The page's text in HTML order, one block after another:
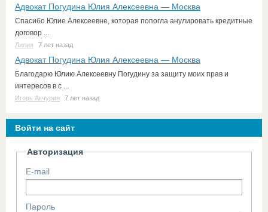
Адвокат Погудина Юлия Алексеевна — Москва
Спасибо Юлие Алексеевне, которая попогла анулировать кредитные
договор ...
Лилия 7 лет назад
Адвокат Погудина Юлия Алексеевна — Москва
Благодарю Юлию Алексеевну Погудину за защиту моих прав и
интересов в с ...
Игорь Акчурин 7 лет назад
Войти на сайт
Авторизация
E-mail
Пароль